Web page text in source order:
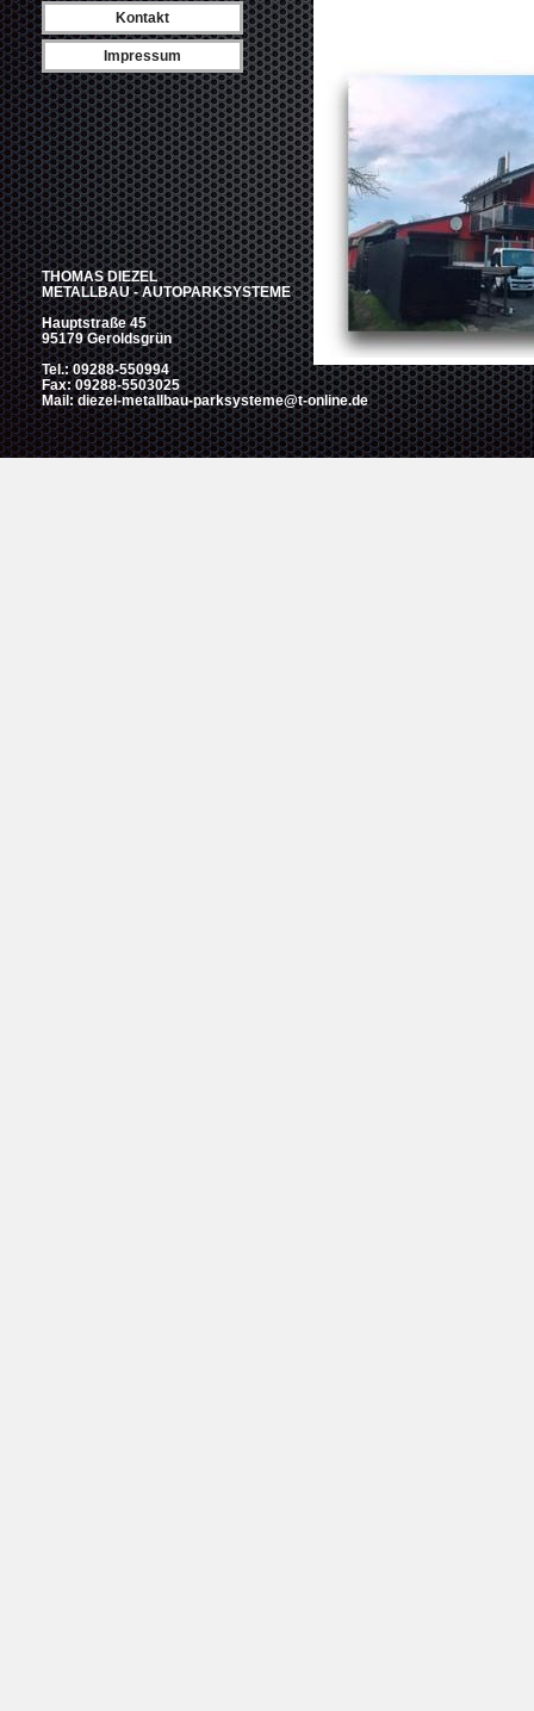
THOMAS DIEZEL
METALLBAU - AUTOPARKSYSTEME
Hauptstraße 45
95179 Geroldsgrün
Tel.: 09288-550994
Fax: 09288-5503025
Mail: diezel-metallbau-parksysteme@t-online.de
Kontakt
Impressum